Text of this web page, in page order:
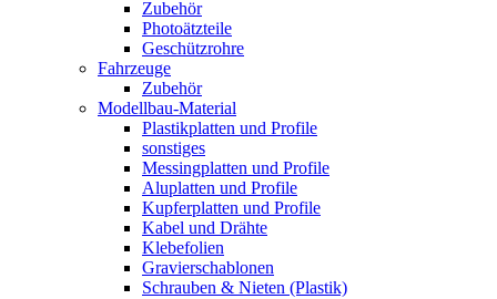
Zubehör
Photoätzteile
Geschützrohre
Fahrzeuge
Zubehör
Modellbau-Material
Plastikplatten und Profile
sonstiges
Messingplatten und Profile
Aluplatten und Profile
Kupferplatten und Profile
Kabel und Drähte
Klebefolien
Gravierschablonen
Schrauben & Nieten (Plastik)